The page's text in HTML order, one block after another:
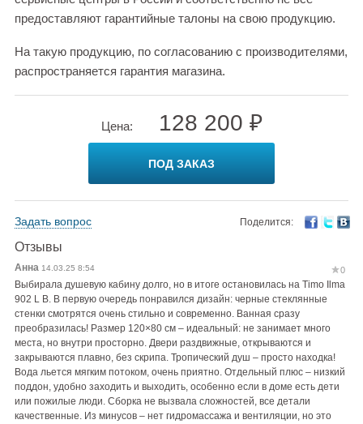
предоставляют гарантийные талоны на свою продукцию.
На такую продукцию, по согласованию с производителями,
распространяется гарантия магазина.
Цена: 128 200 ₽
ПОД ЗАКАЗ
Задать вопрос Поделится:
Отзывы
0
Анна 14.03.25 8:54
Выбирала душевую кабину долго, но в итоге остановилась на Timo Ilma
902 L B. В первую очередь понравился дизайн: черные стеклянные
стенки смотрятся очень стильно и современно. Ванная сразу
преобразилась! Размер 120×80 см – идеальный: не занимает много
места, но внутри просторно. Двери раздвижные, открываются и
закрываются плавно, без скрипа. Тропический душ – просто находка!
Вода льется мягким потоком, очень приятно. Отдельный плюс – низкий
поддон, удобно заходить и выходить, особенно если в доме есть дети
или пожилые люди. Сборка не вызвала сложностей, все детали
качественные. Из минусов – нет гидромассажа и вентиляции, но это